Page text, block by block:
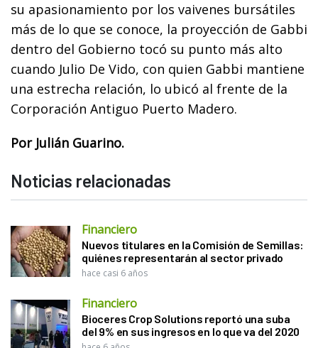
su apasionamiento por los vaivenes bursátiles
más de lo que se conoce, la proyección de Gabbi
dentro del Gobierno tocó su punto más alto
cuando Julio De Vido, con quien Gabbi mantiene
una estrecha relación, lo ubicó al frente de la
Corporación Antiguo Puerto Madero.
Por Julián Guarino.
Noticias relacionadas
Financiero
Nuevos titulares en la Comisión de Semillas:
quiénes representarán al sector privado
hace casi 6 años
Financiero
Bioceres Crop Solutions reportó una suba
del 9% en sus ingresos en lo que va del 2020